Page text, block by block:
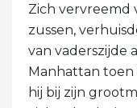
Zich vervreemd
zussen,
van vaderszijde
Manhattan toen
hij bij zijn